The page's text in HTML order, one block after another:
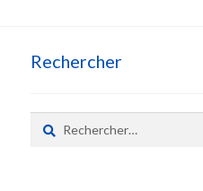
Rechercher
Rechercher :